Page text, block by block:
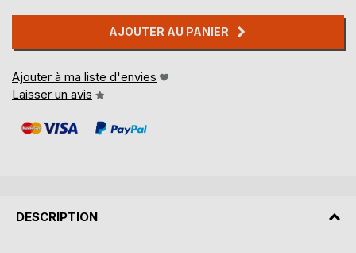
AJOUTER AU PANIER
Ajouter à ma liste d'envies
Laisser un avis
DESCRIPTION